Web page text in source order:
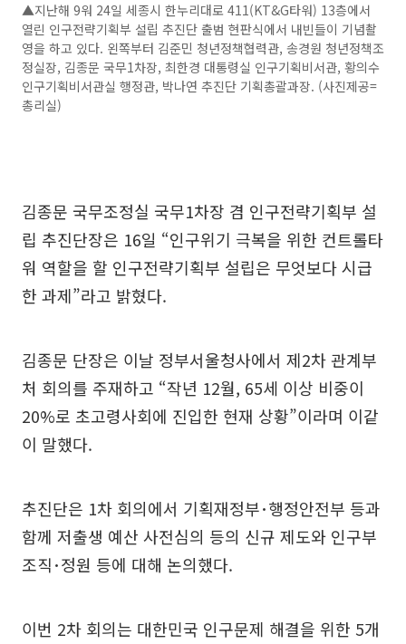
▲지난해 9워 24일 세종시 한누리대로 411(KT&G타워) 13층에서
열린 인구전략기획부 설립 추진단 출범 현판식에서 내빈들이 기념촬
영을 하고 있다. 왼쪽부터 김준민 청년정책협력관, 송경원 청년정책조
정실장, 김종문 국무1차장, 최한경 대통령실 인구기획비서관, 황의수
인구기획비서관실 행정관, 박나연 추진단 기획총괄과장. (사진제공=
총리실)
김종문 국무조정실 국무1차장 겸 인구전략기획부 설
립 추진단장은 16일 “인구위기 극복을 위한 컨트롤타
워 역할을 할 인구전략기획부 설립은 무엇보다 시급
한 과제”라고 밝혔다.
김종문 단장은 이날 정부서울청사에서 제2차 관계부
처 회의를 주재하고 “작년 12월, 65세 이상 비중이
20%로 초고령사회에 진입한 현재 상황”이라며 이같
이 말했다.
추진단은 1차 회의에서 기획재정부･행정안전부 등과
함께 저출생 예산 사전심의 등의 신규 제도와 인구부
조직･정원 등에 대해 논의했다.
이번 2차 회의는 대한민국 인구문제 해결을 위한 5개